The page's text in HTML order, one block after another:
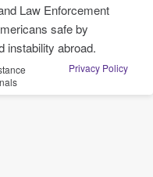
Law Enforcement
safe by
instability abroad.
Privacy Policy